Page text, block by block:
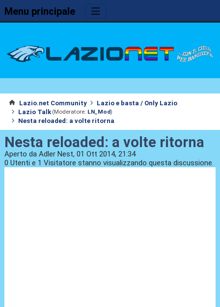
Menu principale
Lazio.net Community
Lazio e basta / Only Lazio
Lazio Talk (Moderatore: LN_Mod)
Nesta reloaded: a volte ritorna
Nesta reloaded: a volte ritorna
Aperto da Adler Nest, 01 Ott 2014, 21:34
0 Utenti e 1 Visitatore stanno visualizzando questa discussione.